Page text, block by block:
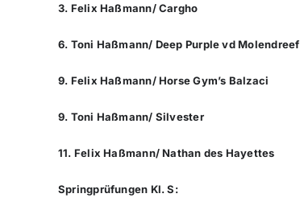
3. Felix Haßmann/ Cargho
6. Toni Haßmann/ Deep Purple vd Molendreef
9. Felix Haßmann/ Horse Gym’s Balzaci
9. Toni Haßmann/ Silvester
11. Felix Haßmann/ Nathan des Hayettes
Springprüfungen Kl. S: